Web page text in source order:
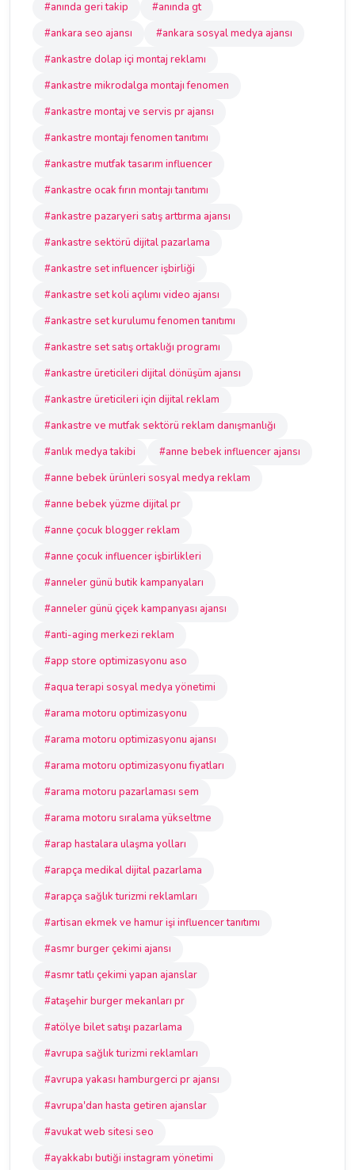
#anında geri takip
#anında gt
#ankara seo ajansı
#ankara sosyal medya ajansı
#ankastre dolap içi montaj reklamı
#ankastre mikrodalga montajı fenomen
#ankastre montaj ve servis pr ajansı
#ankastre montajı fenomen tanıtımı
#ankastre mutfak tasarım influencer
#ankastre ocak fırın montajı tanıtımı
#ankastre pazaryeri satış arttırma ajansı
#ankastre sektörü dijital pazarlama
#ankastre set influencer işbirliği
#ankastre set koli açılımı video ajansı
#ankastre set kurulumu fenomen tanıtımı
#ankastre set satış ortaklığı programı
#ankastre üreticileri dijital dönüşüm ajansı
#ankastre üreticileri için dijital reklam
#ankastre ve mutfak sektörü reklam danışmanlığı
#anlık medya takibi
#anne bebek influencer ajansı
#anne bebek ürünleri sosyal medya reklam
#anne bebek yüzme dijital pr
#anne çocuk blogger reklam
#anne çocuk influencer işbirlikleri
#anneler günü butik kampanyaları
#anneler günü çiçek kampanyası ajansı
#anti-aging merkezi reklam
#app store optimizasyonu aso
#aqua terapi sosyal medya yönetimi
#arama motoru optimizasyonu
#arama motoru optimizasyonu ajansı
#arama motoru optimizasyonu fiyatları
#arama motoru pazarlaması sem
#arama motoru sıralama yükseltme
#arap hastalara ulaşma yolları
#arapça medikal dijital pazarlama
#arapça sağlık turizmi reklamları
#artisan ekmek ve hamur işi influencer tanıtımı
#asmr burger çekimi ajansı
#asmr tatlı çekimi yapan ajanslar
#ataşehir burger mekanları pr
#atölye bilet satışı pazarlama
#avrupa sağlık turizmi reklamları
#avrupa yakası hamburgerci pr ajansı
#avrupa'dan hasta getiren ajanslar
#avukat web sitesi seo
#ayakkabı butiği instagram yönetimi